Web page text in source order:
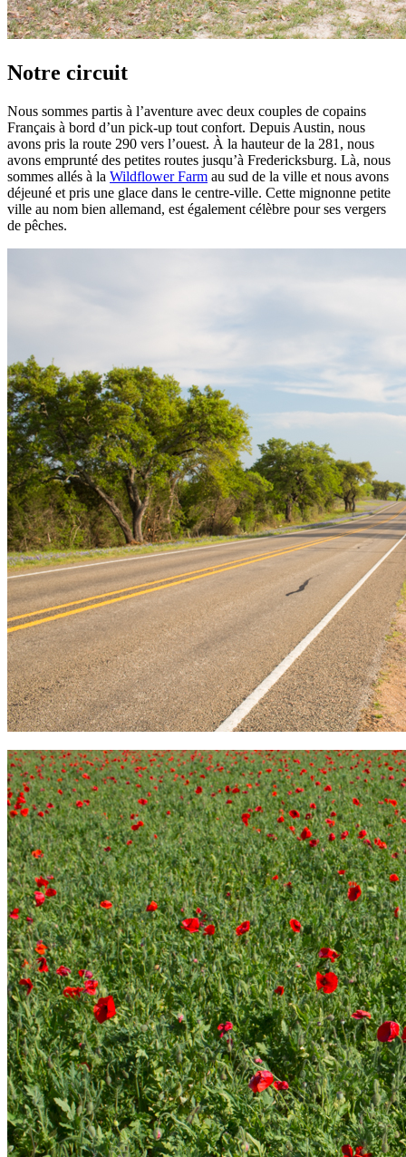
Notre circuit
Nous sommes partis à l’aventure avec deux couples de copains
Français à bord d’un pick-up tout confort. Depuis Austin, nous
avons pris la route 290 vers l’ouest. À la hauteur de la 281, nous
avons emprunté des petites routes jusqu’à Fredericksburg. Là, nous
sommes allés à la Wildflower Farm au sud de la ville et nous avons
déjeuné et pris une glace dans le centre-ville. Cette mignonne petite
ville au nom bien allemand, est également célèbre pour ses vergers
de pêches.